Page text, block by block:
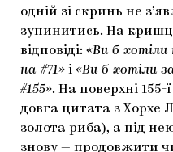
одній зі скринь не
зупинитись. На
відповіді: «Ви б
на #71» і «Ви б хотіли
#155». На поверхні 155-
довга цитата з Хорхе
золота риба), а під
знову — продовжити